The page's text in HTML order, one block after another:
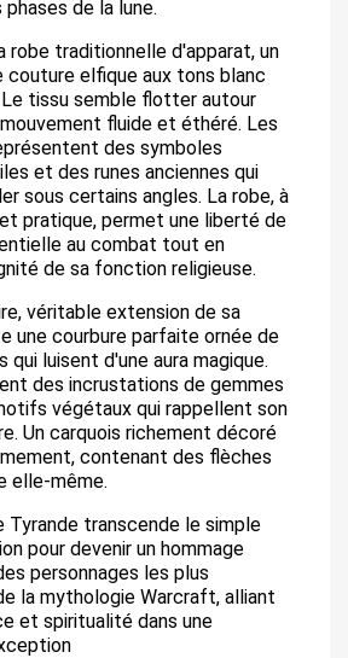
de la lune.
robe traditionnelle d'apparat, un
elfique aux tons blanc
tissu semble flotter autour
fluide et éthéré. Les
des symboles
et des runes anciennes qui
sous certains angles. La robe, à
pratique, permet une liberté de
au combat tout en
de sa fonction religieuse.
véritable extension de sa
une courbure parfaite ornée de
qui luisent d'une aura magique.
des incrustations de gemmes
végétaux qui rappellent son
Un carquois richement décoré
contenant des flèches
elle-même.
Tyrande transcende le simple
pour devenir un hommage
personnages les plus
la mythologie Warcraft, alliant
et spiritualité dans une